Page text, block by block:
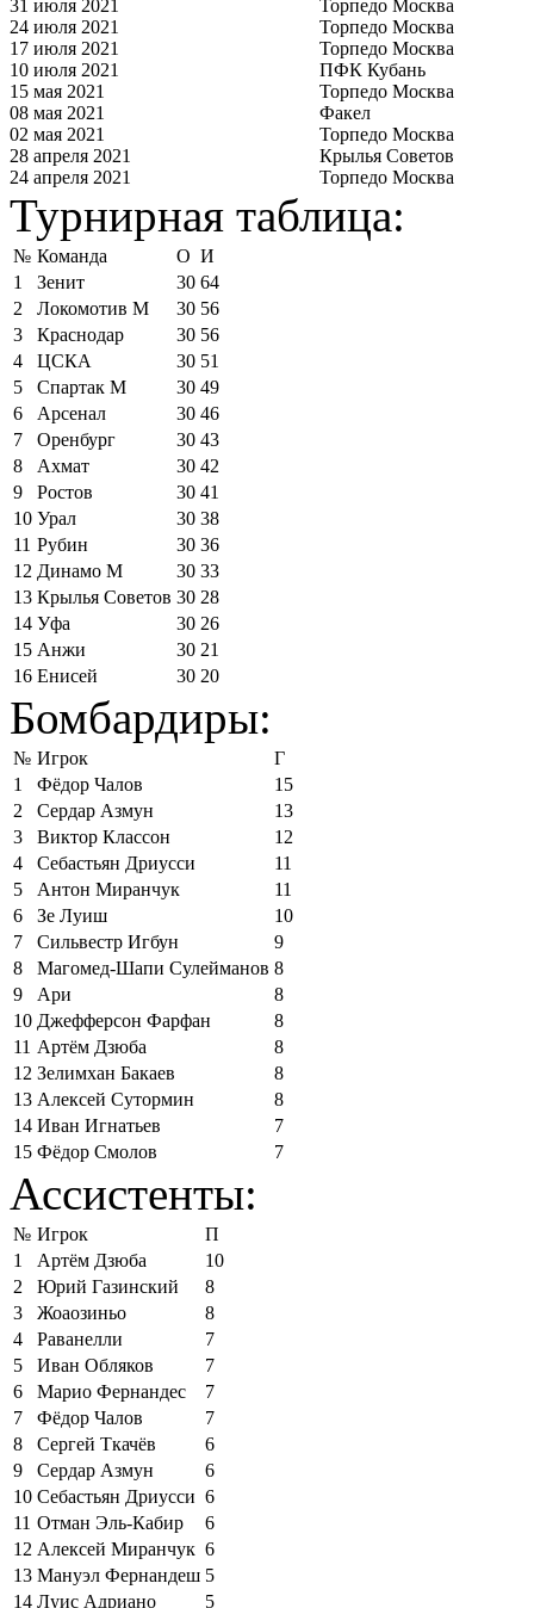
31 июля 2021
Торпедо Москва
24 июля 2021
Торпедо Москва
17 июля 2021
Торпедо Москва
10 июля 2021
ПФК Кубань
15 мая 2021
Торпедо Москва
08 мая 2021
Факел
02 мая 2021
Торпедо Москва
28 апреля 2021
Крылья Советов
24 апреля 2021
Торпедо Москва
Турнирная таблица:
№ Команда О И
1
Зенит 30 64
2
Локомотив М 30 56
3
Краснодар 30 56
4
ЦСКА 30 51
5
Спартак М 30 49
6
Арсенал 30 46
7
Оренбург 30 43
8
Ахмат 30 42
9
Ростов 30 41
10 Урал 30 38
11 Рубин 30 36
12 Динамо М 30 33
13 Крылья Советов 30 28
14 Уфа 30 26
15 Анжи 30 21
16 Енисей 30 20
Бомбардиры:
№ Игрок
Г
1
Фёдор Чалов
15
2
Сердар Азмун
13
3
Виктор Классон
12
4
Себастьян Дриусси
11
5
Антон Миранчук
11
6
Зе Луиш
10
7
Сильвестр Игбун
9
8
Магомед-Шапи Сулейманов 8
9
Ари
8
10 Джефферсон Фарфан
8
11 Артём Дзюба
8
12 Зелимхан Бакаев
8
13 Алексей Сутормин
8
14 Иван Игнатьев
7
15 Фёдор Смолов 7
Ассистенты:
№ Игрок
П
1
Артём Дзюба
10
2
Юрий Газинский
8
3
Жоаозиньо
8
4
Раванелли
7
5
Иван Обляков
7
6
Марио Фернандес
7
7
Фёдор Чалов
7
8
Сергей Ткачёв
6
9
Сердар Азмун
6
10 Себастьян Дриусси 6
11 Отман Эль-Кабир
6
12 Алексей Миранчук 6
13 Мануэл Фернандеш 5
14 Луис Адриано
5